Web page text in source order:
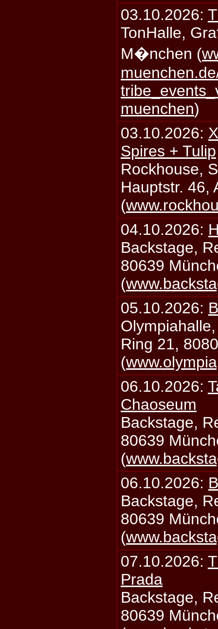
03.10.2026:
TonHalle,
M�nchen (
muenchen)
03.10.2026:
Spires + Tulip
Rockhouse,
Hauptstr. 46,
(
04.10.2026:
Backstage,
80639
(
05.10.2026:
Ring 21,
(
06.10.2026:
Chaoseum
Backstage,
80639
(
06.10.2026:
Backstage,
80639
(
07.10.2026:
Prada
Backstage,
80639